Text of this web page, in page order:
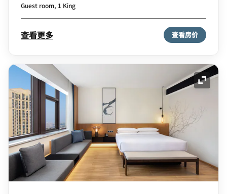
Guest room, 1 King
查看更多 查看房价
展开